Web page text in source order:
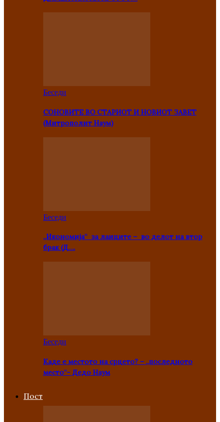
Беседи
СОНОВИТЕ ВО СТАРИОТ И НОВИОТ ЗАВЕТ
(Митрополит Наум)
Беседи
„Икономија“ за лаиците – во делот на втор
брак (Д….
Беседи
Каде е местото на срцето? – „последното
место“- Дедо Наум
Пост